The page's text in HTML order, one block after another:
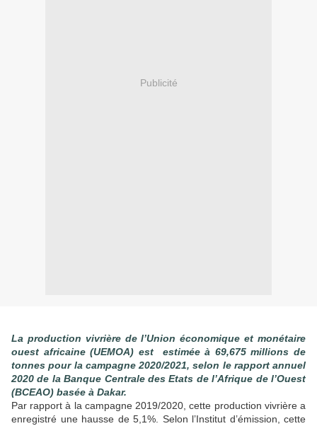
Publicité
La production vivrière de l’Union économique et monétaire
ouest africaine (UEMOA) est estimée à 69,675 millions de
tonnes pour la campagne 2020/2021, selon le rapport annuel
2020 de la Banque Centrale des Etats de l’Afrique de l’Ouest
(BCEAO) basée à Dakar.
Par rapport à la campagne 2019/2020, cette production vivrière a
enregistré une hausse de 5,1%. Selon l’Institut d’émission, cette